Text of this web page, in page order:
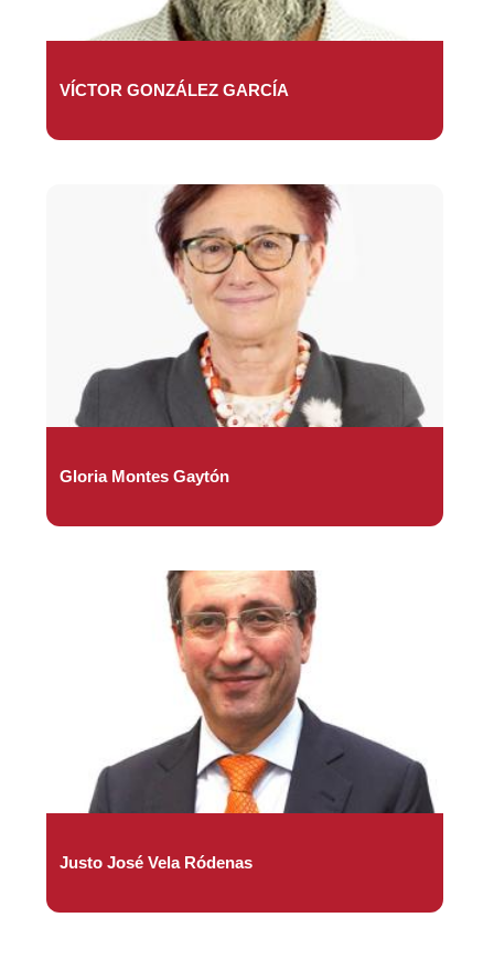
VÍCTOR GONZÁLEZ GARCÍA
Gloria Montes Gaytón
Justo José Vela Ródenas